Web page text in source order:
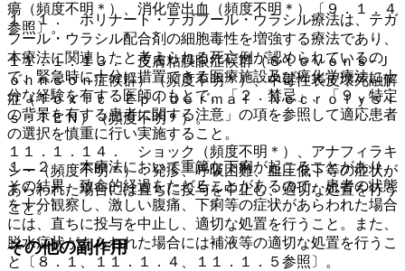
１．１． ホリナート・テガフール・ウラシル療法は、テガ
フール・ウラシル配合剤の細胞毒性を増強する療法であり、
本療法に関連したと考えられる死亡例が認められているの
で、緊急時に十分に措置できる医療施設及び癌化学療法に十
分な経験を有する医師のもとで、「２．禁忌」、「９．特定
の背景を有する患者に関する注意」の項を参照して適応患者
の選択を慎重に行い実施すること。
１．２． 本療法において重篤な下痢が起こることがあり、
その結果、致命的経過をたどることがあるので、患者の状態
を十分観察し、激しい腹痛、下痢等の症状があらわれた場合
には、直ちに投与を中止し、適切な処置を行うこと。また、
脱水症状があらわれた場合には補液等の適切な処置を行うこ
と〔８．１、１１．１．４、１１．１．５参照〕。
瘍（頻度不明＊）、消化管出血（頻度不明＊）〔９．１．４
参照〕。
１１．１．１３． 皮膚粘膜眼症候群（Ｓｔｅｖｅｎｓ−Ｊ
ｏｈｎｓｏｎ症候群）（頻度不明＊）、中毒性表皮壊死融解
症（Ｔｏｘｉｃ Ｅｐｉｄｅｒｍａｌ Ｎｅｃｒｏｌｙｓｉ
ｓ：ＴＥＮ）（頻度不明＊）。
１１．１．１４． ショック（頻度不明＊）、アナフィラキ
シー（頻度不明＊）：発疹、呼吸困難、血圧低下等の症状が
あらわれた場合には直ちに投与を中止し、適切な処置を行う
こと。
その他の副作用